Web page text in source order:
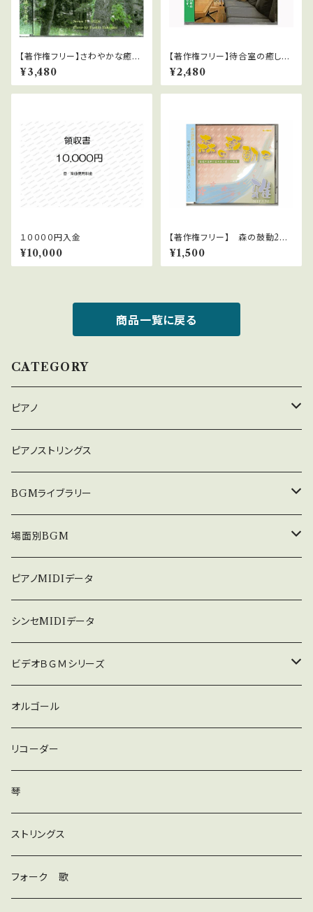
【著作権フリー】さわやかな癒し
1 中北利男
¥3,480
【著作権フリー】待合室の癒しの
ピアノBGMシリーズ No1 ダ
ウンロード版 WAVファイル
¥2,480
１００００円入金
¥10,000
【著作権フリー】 森の鼓動2
雅 中北利男 WAVファイルダ
ウンロード版
¥1,500
商品一覧に戻る
CATEGORY
ピアノ
癒しのピアノ
中北利男 夢シリーズ
５０８曲シリーズ
３６０曲シリーズ
ピアノストリングス
BGMライブラリー
オルゴール
場面別BGM
悲しい
暗い
普通
ピアノMIDIデータ
シンセMIDIデータ
ビデオＢＧＭシリーズ
ロック
ラテン
ダンス
和風
京都
ストリングス
オルゴール
リコーダー
琴
ストリングス
フォーク 歌